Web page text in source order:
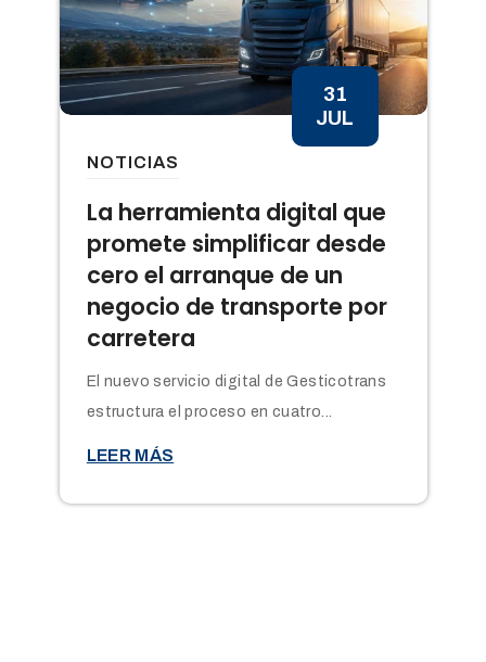
La herramienta digital que
promete simplificar desde
cero el arranque de un
negocio de transporte por
carretera
31
JUL
NOTICIAS
El nuevo servicio digital de Gesticotrans
estructura el proceso en cuatro...
LEER MÁS